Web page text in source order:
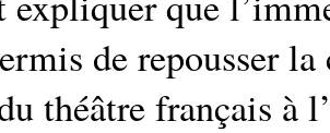
de repousser
théâtre français à